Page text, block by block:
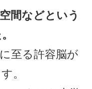
間などという
至る許容脳が
。